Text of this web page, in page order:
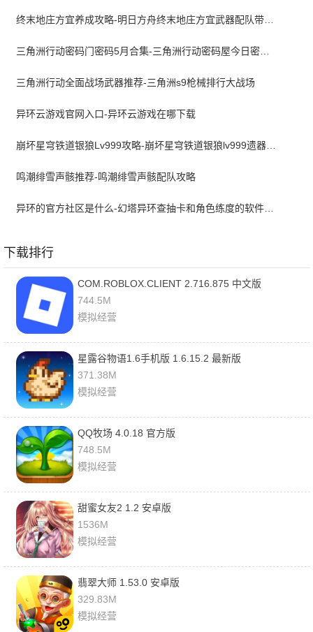
终末地庄方宜养成攻略-明日方舟终末地庄方宜武器配队带什么
三角洲行动密码门密码5月合集-三角洲行动密码屋今日密码大全2026最新5月
三角洲行动全面战场武器推荐-三角洲s9枪械排行大战场
异环云游戏官网入口-异环云游戏在哪下载
崩坏星穹铁道银狼Lv999攻略-崩坏星穹铁道银狼lv999遗器词条带什么
鸣潮绯雪声骸推荐-鸣潮绯雪声骸配队攻略
异环的官方社区是什么-幻塔异环查抽卡和角色练度的软件叫什么
下载排行
COM.ROBLOX.CLIENT 2.716.875 中文版
744.5M
模拟经营
星露谷物语1.6手机版 1.6.15.2 最新版
371.38M
模拟经营
QQ牧场 4.0.18 官方版
748.5M
模拟经营
甜蜜女友2 1.2 安卓版
1536M
模拟经营
翡翠大师 1.53.0 安卓版
329.83M
模拟经营